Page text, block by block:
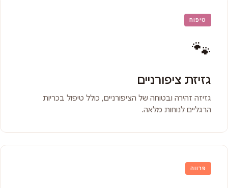
טיפוח
🐾
גזיזת ציפורניים
גזיזה זהירה ובטוחה של הציפורניים, כולל טיפול בכריות
הרגליים לנוחות מלאה.
פרווה